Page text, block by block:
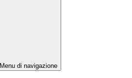
Menu di navigazione